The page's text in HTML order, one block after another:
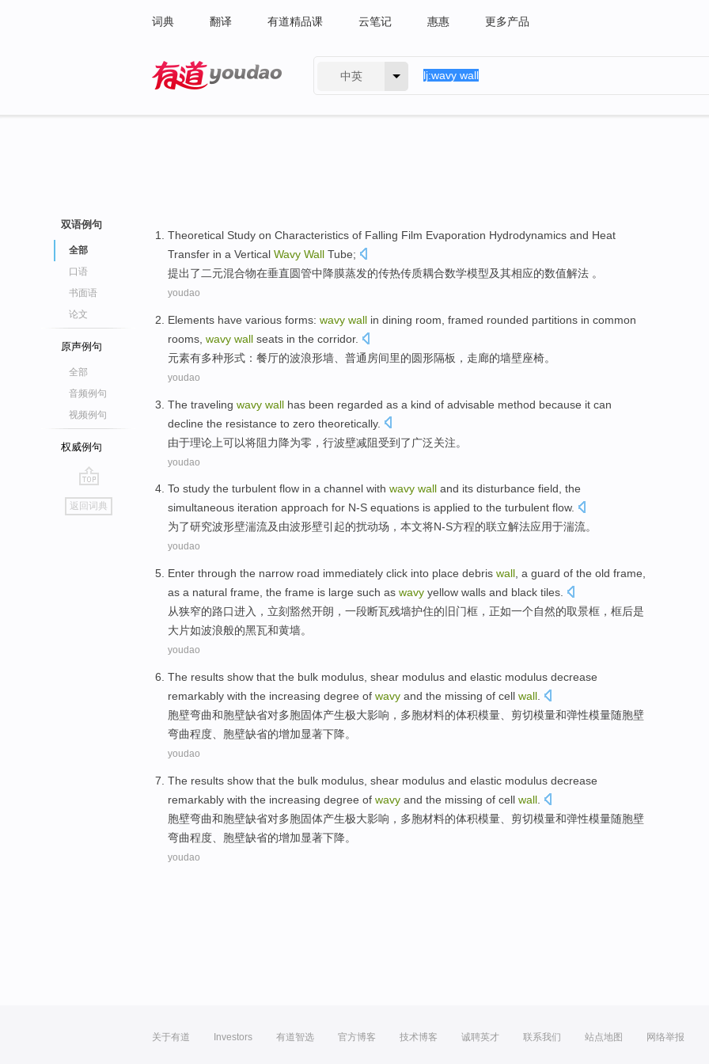
词典 翻译 有道精品课 云笔记 惠惠 更多产品
中英
双语例句
全部
口语
书面语
论文
原声例句
全部
音频例句
视频例句
权威例句
go
top
返回词典
Theoretical Study on Characteristics of Falling Film Evaporation Hydrodynamics and Heat
Transfer in a Vertical Wavy Wall Tube;
提出了二元混合物在垂直圆管中 降膜蒸发的传热传质耦合数学模型及其相应的数值解法 。
youdao
Elements have various forms: wavy wall in dining room , framed rounded partitions in common
rooms wavy wall seats in the corridor.
元素有多种形式 ： 餐厅的波浪形墙 普通 房间里的圆形隔板 ， 走廊的墙壁座椅。
youdao
The traveling wavy wall has been regarded as a kind of advisable method because it can
decline the resistance to zero theoretically.
由于理论上可以将阻力降为零 ， 行波壁减阻受到了广泛关注。
youdao
To study the turbulent flow in a channel with wavy wall and its disturbance field, the
simultaneous iteration approach for N-S equations is applied to the turbulent flow.
为了研究波形壁湍流及由波形壁引起的扰动场 ， 本文将N-S方程的联立解法应用于湍流。
youdao
Enter through the narrow road immediately click into place debris wall a guard of the old frame
as a natural frame , the frame is large such as wavy yellow walls and black tiles
从狭窄的路口进入 ， 立刻豁然开朗， 一段断瓦残墙护住的 旧门框 ， 正如一个自然的取景框 ， 框后是
大片如波浪般的黑瓦和黄墙。
youdao
The results show that the bulk modulus shear modulus and elastic modulus decrease
remarkably with the increasing degree of wavy and the missing of cell wall
胞壁弯曲和胞壁缺省对多胞固体产生极大影响 ，多胞材料的体积模量、 剪切模量和弹性模量随胞壁
弯曲程度 、胞壁缺省的增加显著下降。
youdao
The results show that the bulk modulus shear modulus and elastic modulus decrease
remarkably with the increasing degree of wavy and the missing of cell wall
胞壁弯曲和胞壁缺省对多胞固体产生极大影响 ，多胞材料的体积模量、 剪切模量和弹性模量随胞壁
弯曲程度 、胞壁缺省的增加显著下降。
youdao
关于有道 Investors 有道智选 官方博客 技术博客 诚聘英才 联系我们 站点地图 网络举报